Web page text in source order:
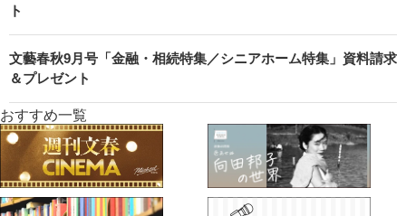
ト
文藝春秋9月号「金融・相続特集／シニアホーム特集」資料請求
＆プレゼント
おすすめ一覧